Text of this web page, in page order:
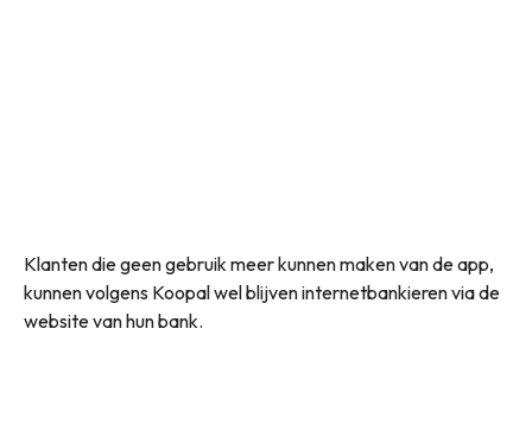
Klanten die geen gebruik meer kunnen maken van de app,
kunnen volgens Koopal wel blijven internetbankieren via de
website van hun bank.